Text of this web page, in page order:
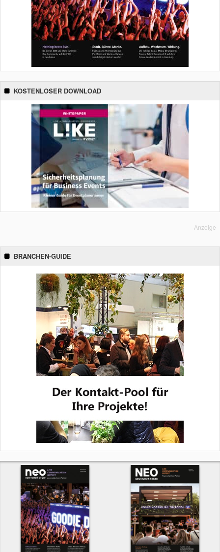
KOSTENLOSER DOWNLOAD
Anzeige
BRANCHEN-GUIDE